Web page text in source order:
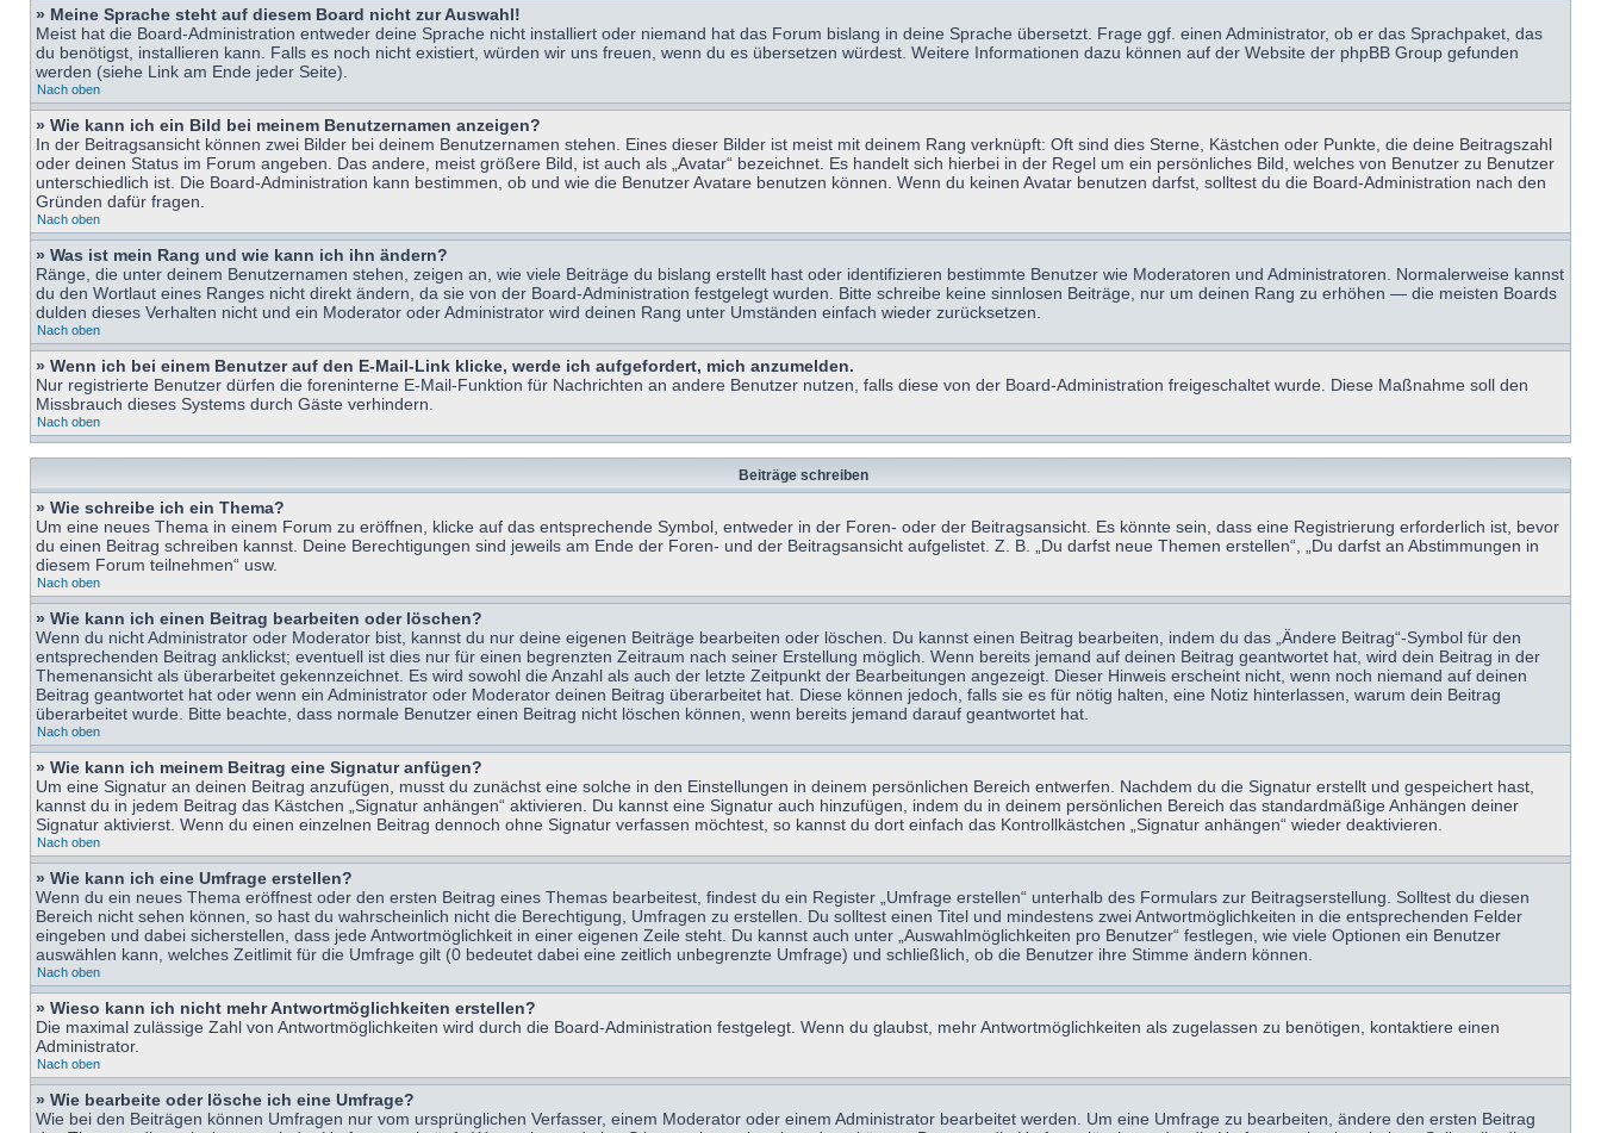
» Meine Sprache steht auf diesem Board nicht zur Auswahl!
Meist hat die Board-Administration entweder deine Sprache nicht installiert oder niemand hat das Forum bislang in deine Sprache übersetzt. Frage ggf. einen Administrator, ob er das Sprachpaket, das
du benötigst, installieren kann. Falls es noch nicht existiert, würden wir uns freuen, wenn du es übersetzen würdest. Weitere Informationen dazu können auf der Website der phpBB Group gefunden
werden (siehe Link am Ende jeder Seite).
Nach oben
» Wie kann ich ein Bild bei meinem Benutzernamen anzeigen?
In der Beitragsansicht können zwei Bilder bei deinem Benutzernamen stehen. Eines dieser Bilder ist meist mit deinem Rang verknüpft: Oft sind dies Sterne, Kästchen oder Punkte, die deine Beitragszahl
oder deinen Status im Forum angeben. Das andere, meist größere Bild, ist auch als „Avatar“ bezeichnet. Es handelt sich hierbei in der Regel um ein persönliches Bild, welches von Benutzer zu Benutzer
unterschiedlich ist. Die Board-Administration kann bestimmen, ob und wie die Benutzer Avatare benutzen können. Wenn du keinen Avatar benutzen darfst, solltest du die Board-Administration nach den
Gründen dafür fragen.
Nach oben
» Was ist mein Rang und wie kann ich ihn ändern?
Ränge, die unter deinem Benutzernamen stehen, zeigen an, wie viele Beiträge du bislang erstellt hast oder identifizieren bestimmte Benutzer wie Moderatoren und Administratoren. Normalerweise kannst
du den Wortlaut eines Ranges nicht direkt ändern, da sie von der Board-Administration festgelegt wurden. Bitte schreibe keine sinnlosen Beiträge, nur um deinen Rang zu erhöhen — die meisten Boards
dulden dieses Verhalten nicht und ein Moderator oder Administrator wird deinen Rang unter Umständen einfach wieder zurücksetzen.
Nach oben
» Wenn ich bei einem Benutzer auf den E-Mail-Link klicke, werde ich aufgefordert, mich anzumelden.
Nur registrierte Benutzer dürfen die foreninterne E-Mail-Funktion für Nachrichten an andere Benutzer nutzen, falls diese von der Board-Administration freigeschaltet wurde. Diese Maßnahme soll den
Missbrauch dieses Systems durch Gäste verhindern.
Nach oben
Beiträge schreiben
» Wie schreibe ich ein Thema?
Um eine neues Thema in einem Forum zu eröffnen, klicke auf das entsprechende Symbol, entweder in der Foren- oder der Beitragsansicht. Es könnte sein, dass eine Registrierung erforderlich ist, bevor
du einen Beitrag schreiben kannst. Deine Berechtigungen sind jeweils am Ende der Foren- und der Beitragsansicht aufgelistet. Z. B. „Du darfst neue Themen erstellen“, „Du darfst an Abstimmungen in
diesem Forum teilnehmen“ usw.
Nach oben
» Wie kann ich einen Beitrag bearbeiten oder löschen?
Wenn du nicht Administrator oder Moderator bist, kannst du nur deine eigenen Beiträge bearbeiten oder löschen. Du kannst einen Beitrag bearbeiten, indem du das „Ändere Beitrag“-Symbol für den
entsprechenden Beitrag anklickst; eventuell ist dies nur für einen begrenzten Zeitraum nach seiner Erstellung möglich. Wenn bereits jemand auf deinen Beitrag geantwortet hat, wird dein Beitrag in der
Themenansicht als überarbeitet gekennzeichnet. Es wird sowohl die Anzahl als auch der letzte Zeitpunkt der Bearbeitungen angezeigt. Dieser Hinweis erscheint nicht, wenn noch niemand auf deinen
Beitrag geantwortet hat oder wenn ein Administrator oder Moderator deinen Beitrag überarbeitet hat. Diese können jedoch, falls sie es für nötig halten, eine Notiz hinterlassen, warum dein Beitrag
überarbeitet wurde. Bitte beachte, dass normale Benutzer einen Beitrag nicht löschen können, wenn bereits jemand darauf geantwortet hat.
Nach oben
» Wie kann ich meinem Beitrag eine Signatur anfügen?
Um eine Signatur an deinen Beitrag anzufügen, musst du zunächst eine solche in den Einstellungen in deinem persönlichen Bereich entwerfen. Nachdem du die Signatur erstellt und gespeichert hast,
kannst du in jedem Beitrag das Kästchen „Signatur anhängen“ aktivieren. Du kannst eine Signatur auch hinzufügen, indem du in deinem persönlichen Bereich das standardmäßige Anhängen deiner
Signatur aktivierst. Wenn du einen einzelnen Beitrag dennoch ohne Signatur verfassen möchtest, so kannst du dort einfach das Kontrollkästchen „Signatur anhängen“ wieder deaktivieren.
Nach oben
» Wie kann ich eine Umfrage erstellen?
Wenn du ein neues Thema eröffnest oder den ersten Beitrag eines Themas bearbeitest, findest du ein Register „Umfrage erstellen“ unterhalb des Formulars zur Beitragserstellung. Solltest du diesen
Bereich nicht sehen können, so hast du wahrscheinlich nicht die Berechtigung, Umfragen zu erstellen. Du solltest einen Titel und mindestens zwei Antwortmöglichkeiten in die entsprechenden Felder
eingeben und dabei sicherstellen, dass jede Antwortmöglichkeit in einer eigenen Zeile steht. Du kannst auch unter „Auswahlmöglichkeiten pro Benutzer“ festlegen, wie viele Optionen ein Benutzer
auswählen kann, welches Zeitlimit für die Umfrage gilt (0 bedeutet dabei eine zeitlich unbegrenzte Umfrage) und schließlich, ob die Benutzer ihre Stimme ändern können.
Nach oben
» Wieso kann ich nicht mehr Antwortmöglichkeiten erstellen?
Die maximal zulässige Zahl von Antwortmöglichkeiten wird durch die Board-Administration festgelegt. Wenn du glaubst, mehr Antwortmöglichkeiten als zugelassen zu benötigen, kontaktiere einen
Administrator.
Nach oben
» Wie bearbeite oder lösche ich eine Umfrage?
Wie bei den Beiträgen können Umfragen nur vom ursprünglichen Verfasser, einem Moderator oder einem Administrator bearbeitet werden. Um eine Umfrage zu bearbeiten, ändere den ersten Beitrag